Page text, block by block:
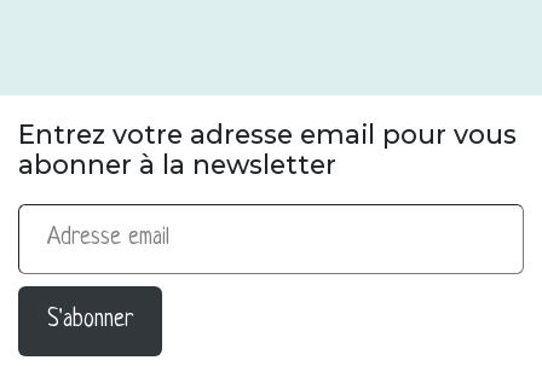
Entrez votre adresse email pour vous
abonner à la newsletter
Adresse email
S'abonner